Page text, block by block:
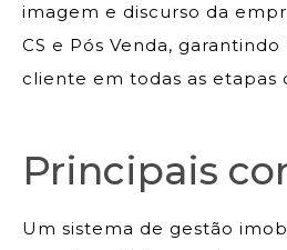
imagem e discurso da
CS e Pós Venda,
cliente em todas as etapas
Principais
Um sistema de gestão